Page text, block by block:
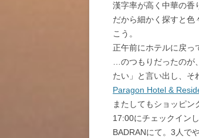
漢字率が高く中華の香
だから細かく探すと色
こう。
正午前にホテルに戻っ
…のつもりだったのが
たい」と言い出し、そ
Paragon Hotel &
またしてもショッピン
17:00にチェックイン
BADRANにて。3人で